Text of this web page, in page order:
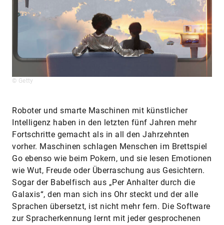
© Getty
Roboter und smarte Maschinen mit künstlicher
Intelligenz haben in den letzten fünf Jahren mehr
Fortschritte gemacht als in all den Jahrzehnten
vorher. Maschinen schlagen Menschen im Brettspiel
Go ebenso wie beim Pokern, und sie lesen Emotionen
wie Wut, Freude oder Überraschung aus Gesichtern.
Sogar der Babelfisch aus „Per Anhalter durch die
Galaxis“, den man sich ins Ohr steckt und der alle
Sprachen übersetzt, ist nicht mehr fern. Die Software
zur Spracherkennung lernt mit jeder gesprochenen